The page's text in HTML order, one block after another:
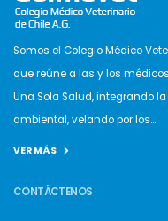
Somos el Colegio Médico
que reúne a las y los
Una Sola Salud, integrando
ambiental, velando por los...
VER MÁS
CONTÁCTENOS